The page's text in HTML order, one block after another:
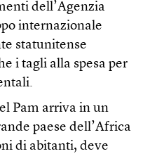
dell’Agenzia
internazionale
statunitense
i tagli alla spesa per
Pam arriva in un
paese dell’Africa
di abitanti, deve